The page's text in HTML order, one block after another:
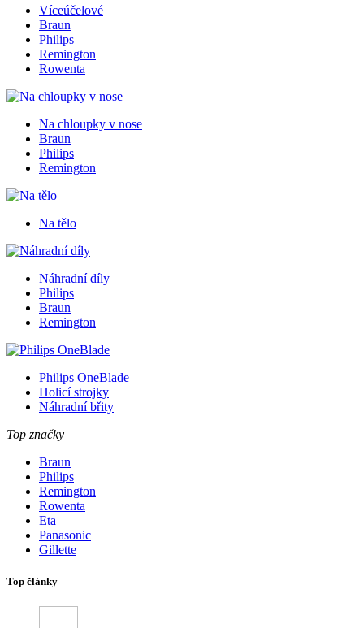
Víceúčelové
Braun
Philips
Remington
Rowenta
Na chloupky v nose
Braun
Philips
Remington
Na tělo
Náhradní díly
Philips
Braun
Remington
Philips OneBlade
Holicí strojky
Náhradní břity
Top značky
Braun
Philips
Remington
Rowenta
Eta
Panasonic
Gillette
Top články